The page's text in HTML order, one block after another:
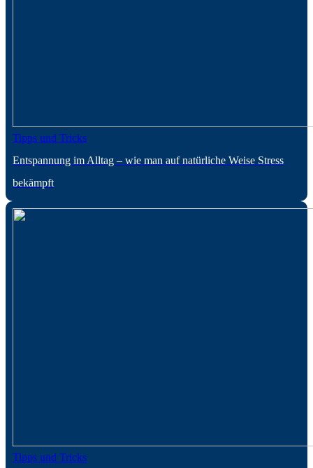
Tipps und Tricks
Entspannung im Alltag – wie man auf natürliche Weise Stress
bekämpft
Tipps und Tricks